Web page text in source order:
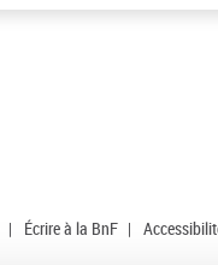
| Écrire à la BnF |